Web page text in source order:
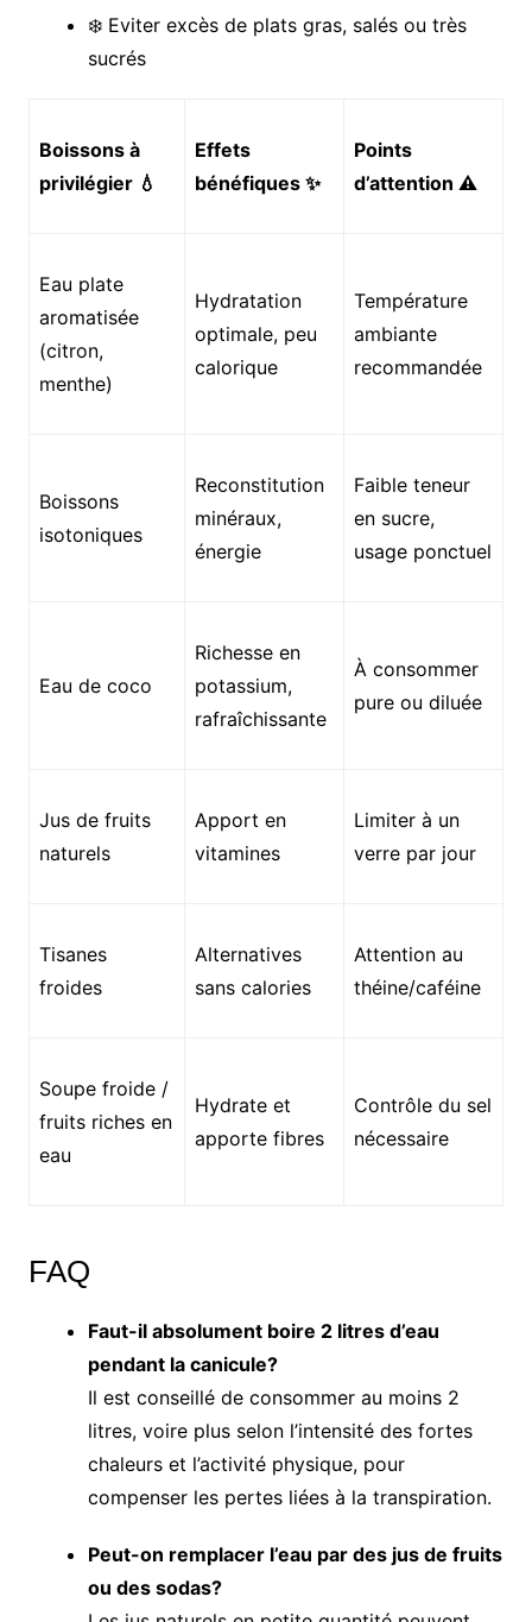
❄️ Eviter excès de plats gras, salés ou très
sucrés
Boissons à
privilégier 💧
Effets
bénéfiques ✨
Points
d’attention ⚠️
Eau plate
aromatisée
(citron,
menthe)
Hydratation
optimale, peu
calorique
Température
ambiante
recommandée
Boissons
isotoniques
Reconstitution
minéraux,
énergie
Faible teneur
en sucre,
usage ponctuel
Eau de coco
Richesse en
potassium,
rafraîchissante
À consommer
pure ou diluée
Jus de fruits
naturels
Apport en
vitamines
Limiter à un
verre par jour
Tisanes
froides
Alternatives
sans calories
Attention au
théine/caféine
Soupe froide /
fruits riches en
eau
Hydrate et
apporte fibres
Contrôle du sel
nécessaire
FAQ
Faut-il absolument boire 2 litres d’eau
pendant la canicule?
Il est conseillé de consommer au moins 2
litres, voire plus selon l’intensité des fortes
chaleurs et l’activité physique, pour
compenser les pertes liées à la transpiration.
Peut-on remplacer l’eau par des jus de fruits
ou des sodas?